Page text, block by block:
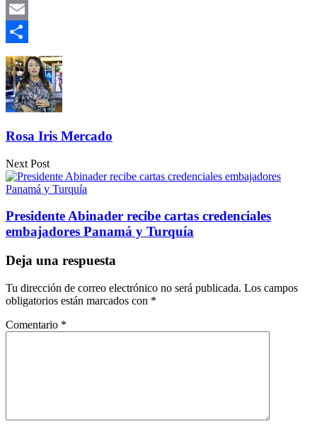
Gmail
Email
Compartir
Rosa Iris Mercado
Next Post
Presidente Abinader recibe cartas credenciales
embajadores Panamá y Turquía
Deja una respuesta
Tu dirección de correo electrónico no será publicada. Los campos
obligatorios están marcados con *
Comentario *